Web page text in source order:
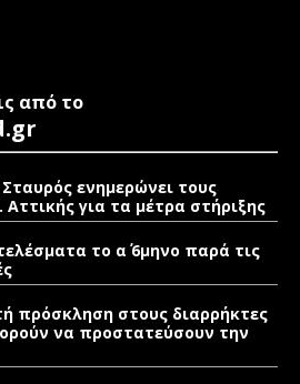
από το
ενημερώνει τους
για τα μέτρα στήριξης
το α΄ 6μηνο παρά τις
πρόσκληση στους διαρρήκτες
να προστατεύσουν την